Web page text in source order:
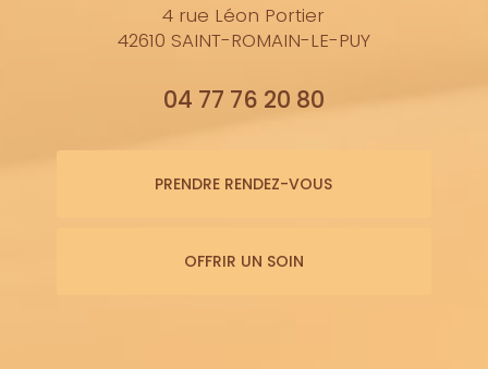
4 rue Léon Portier
42610 SAINT-ROMAIN-LE-PUY
04 77 76 20 80
PRENDRE RENDEZ-VOUS
OFFRIR UN SOIN